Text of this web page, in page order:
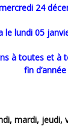
24
le lundi 05
fin d’année
mardi, jeudi,